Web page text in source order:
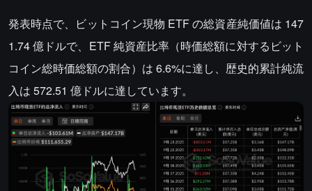
発表時点で、ビットコイン現物 ETF の総資産純価値は 147
1.74 億ドルで、ETF 純資産比率（時価総額に対するビット
コイン総時価総額の割合）は 6.6%に達し、歴史的累計純流
入は 572.51 億ドルに達しています。